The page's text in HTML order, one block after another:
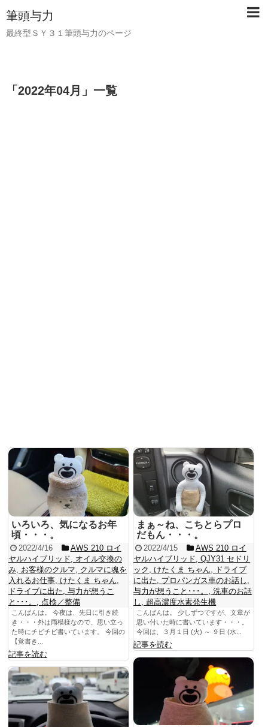
筆頭与力
最終型ＳＹ３１筆頭与力のページ
「 2022年04月 」 一覧
いろいろ、気になるお年
頃・・・。
2022/4/16
AWS 210 ロイ
ヤルハイブリッド
オイル交換の
み お客様のクルマ
クルマに魂を
入れるお仕事 けたくま ちゃん
ドライブに出た 与力が想うこ
と･･･。
点検／整備
こんばんは。 今夜は、先日に引き続
き・・・外は雨模様なので、思い立っ
た時にチビチビ書いています。 今回の
【覚書き...
記事を読む
まぁ～ね、こちとらプロ
だもん・・・。
2022/4/15
AWS 210 ロイ
ヤルハイブリッド ,QJY31 セドリ
ック
けたくま ちゃん
ドライブ
に出た
プロパンガス車のお話し
与力が想うこと･･･。
,洗車のお話
し
超高濃度水素発生機
こんばんは。 少しずつですが、文章が
思い付いた時に書いています・・・。
今回は、３月１日 (火) ～ ９日 (水...
記事を読む